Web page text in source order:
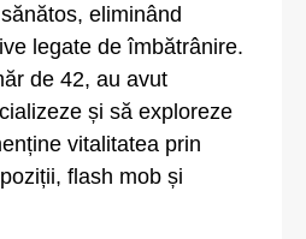
eliminând
legate de îmbătrânire.
de 42, au avut
și să exploreze
vitalitatea prin
flash mob și